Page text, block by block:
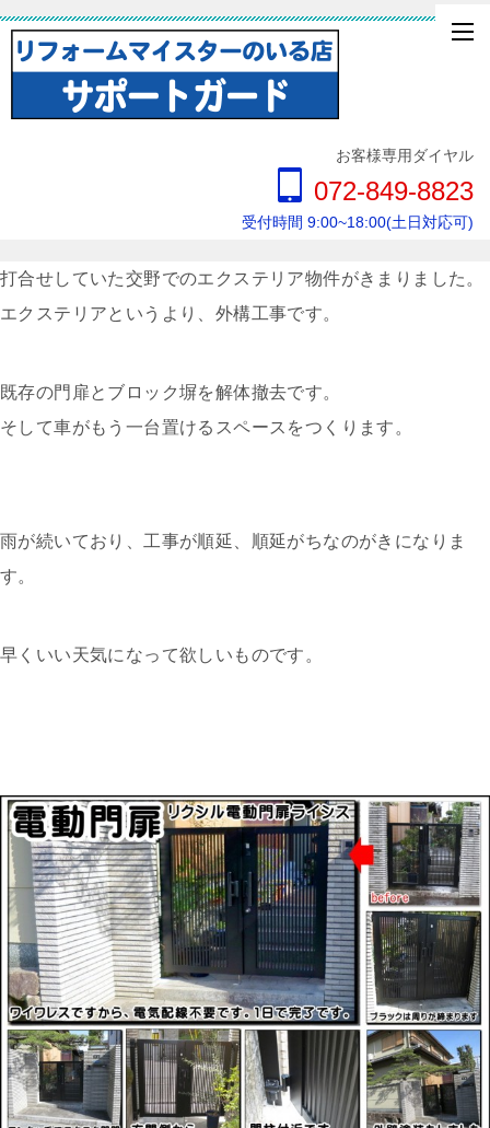
お客様専用ダイヤル
072-849-8823
受付時間 9:00~18:00(土日対応可)
打合せしていた交野でのエクステリア物件がきまりました。
エクステリアというより、外構工事です。
既存の門扉とブロック塀を解体撤去です。
そして車がもう一台置けるスペースをつくります。
雨が続いており、工事が順延、順延がちなのがきになりま
す。
早くいい天気になって欲しいものです。